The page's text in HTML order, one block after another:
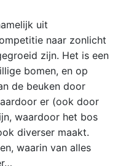
uit
naar zonlicht
zijn. Het is een
bomen, en op
de beuken door
er (ook door
waardoor het bos
diverser maakt.
waarin van alles